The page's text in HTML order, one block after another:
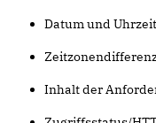
Datum und
Inhalt der